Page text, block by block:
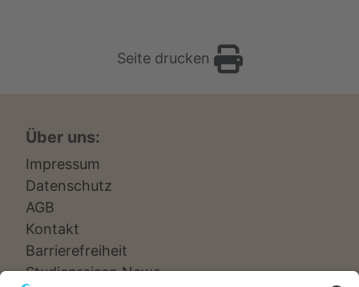
Seite drucken
Über uns:
Impressum
Datenschutz
AGB
Kontakt
Barrierefreiheit
Studienreisen News